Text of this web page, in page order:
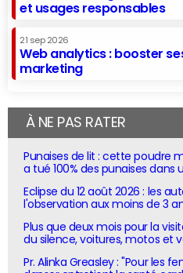
et usages responsables
21 sep 2026
Web analytics : booster
marketing
À NE PAS RATER
Punaises de lit : cette poudre
a tué 100% des punaises dans
Eclipse du 12 août 2026 : les
l'observation aux moins de 3
Plus que deux mois pour la
du silence, voitures, motos et
Pr. Alinka Greasley : "Pour les